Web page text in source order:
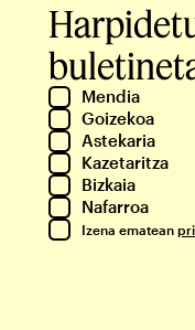
Mendia
Goizekoa
Astekaria
Kazetaritza
Bizkaia
Nafarroa
Izena ematean